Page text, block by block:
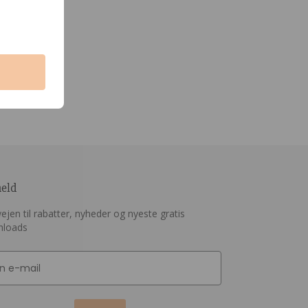
til rabatter, nyheder og nyeste gratis